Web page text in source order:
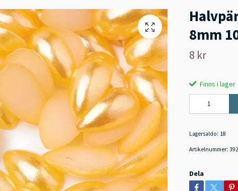
8mm
8 kr
Finns i lager
Lagersaldo: 18
Artikelnummer: 392
Dela